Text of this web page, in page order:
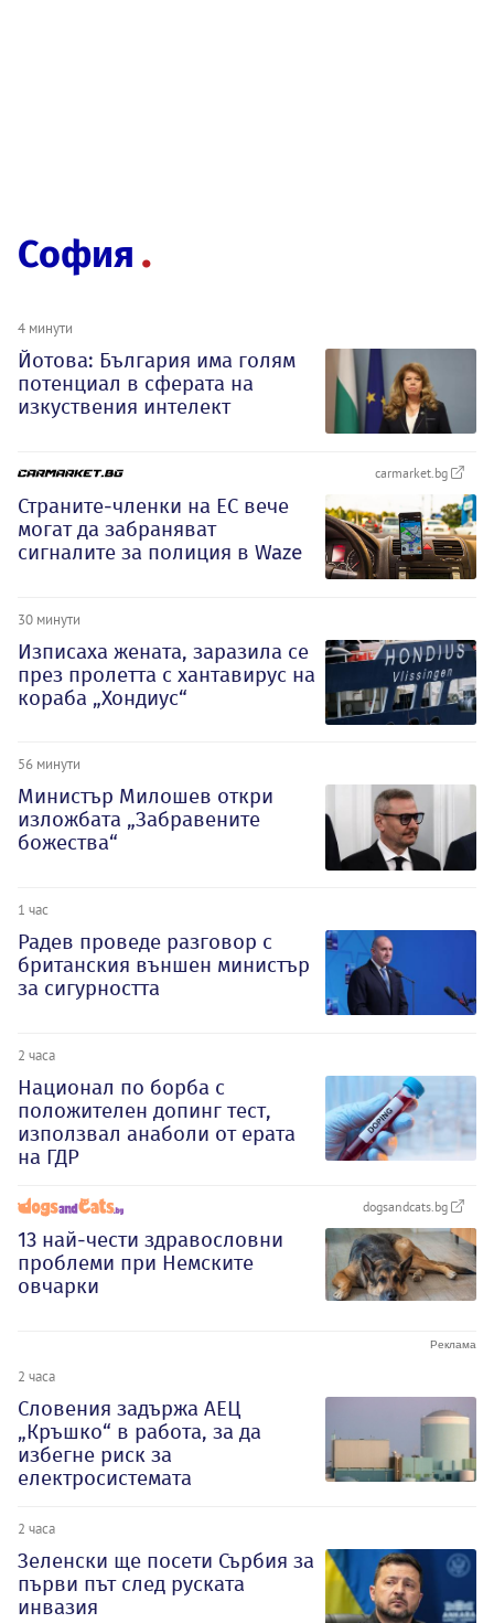
София
4 минути
Йотова: България има голям
потенциал в сферата на
изкуствения интелект
carmarket.bg
Страните-членки на ЕС вече
могат да забраняват
сигналите за полиция в Waze
30 минути
Изписаха жената, заразила се
през пролетта с хантавирус на
кораба „Хондиус“
56 минути
Министър Милошев откри
изложбата „Забравените
божества“
1 час
Радев проведе разговор с
британския външен министър
за сигурността
2 часа
Национал по борба с
положителен допинг тест,
използвал анаболи от ерата
на ГДР
dogsandcats.bg
13 най-чести здравословни
проблеми при Немските
овчарки
2 часа
Словения задържа АЕЦ
„Кръшко“ в работа, за да
избегне риск за
електросистемата
2 часа
Зеленски ще посети Сърбия за
първи път след руската
инвазия